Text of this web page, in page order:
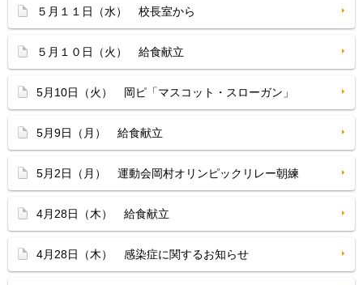
５月１１日（水） 校長室から
５月１０日（火） 給食献立
5月10日（火） 岡ピ「マスコット・スローガン」
5月9日（月） 給食献立
5月2日（月） 運動会岡村オリンピックリレー朝練
4月28日（木） 給食献立
4月28日（木） 感染症に関するお知らせ